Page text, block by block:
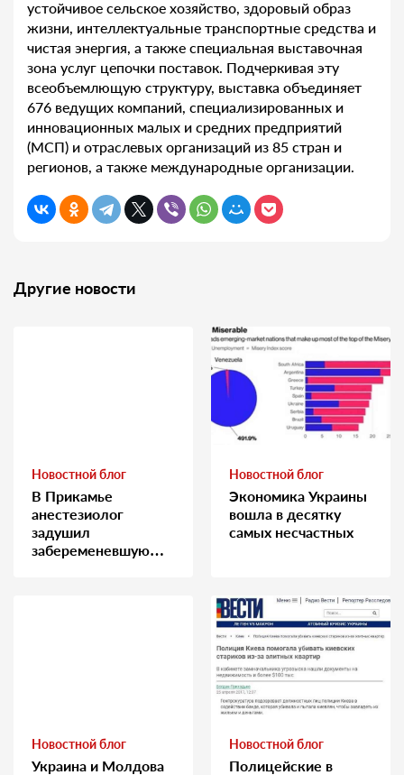
устойчивое сельское хозяйство, здоровый образ
жизни, интеллектуальные транспортные средства и
чистая энергия, а также специальная выставочная
зона услуг цепочки поставок. Подчеркивая эту
всеобъемлющую структуру, выставка объединяет
676 ведущих компаний, специализированных и
инновационных малых и средних предприятий
(МСП) и отраслевых организаций из 85 стран и
регионов, а также международные организации.
Другие новости
Новостной блог
В Прикамье
анестезиолог
задушил
забеременевшую
Новостной блог
Экономика Украины
вошла в десятку
самых несчастных
Новостной блог
Украина и Молдова
Новостной блог
Полицейские в